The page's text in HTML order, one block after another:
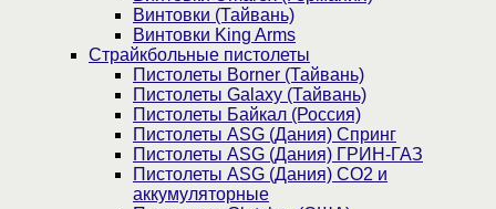
Винтовки (Тайвань)
Винтовки King Arms
Страйкбольные пистолеты
Пистолеты Borner (Тайвань)
Пистолеты Galaxy (Тайвань)
Пистолеты Байкал (Россия)
Пистолеты ASG (Дания) Спринг
Пистолеты ASG (Дания) ГРИН-ГАЗ
Пистолеты ASG (Дания) CO2 и
аккумуляторные